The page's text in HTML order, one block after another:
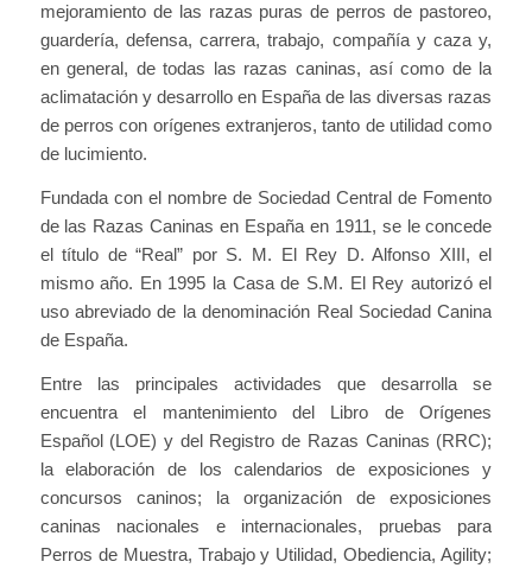
mejoramiento de las razas puras de perros de pastoreo,
guardería, defensa, carrera, trabajo, compañía y caza y,
en general, de todas las razas caninas, así como de la
aclimatación y desarrollo en España de las diversas razas
de perros con orígenes extranjeros, tanto de utilidad como
de lucimiento.
Fundada con el nombre de Sociedad Central de Fomento
de las Razas Caninas en España en 1911, se le concede
el título de “Real” por S. M. El Rey D. Alfonso XIII, el
mismo año. En 1995 la Casa de S.M. El Rey autorizó el
uso abreviado de la denominación Real Sociedad Canina
de España.
Entre las principales actividades que desarrolla se
encuentra el mantenimiento del Libro de Orígenes
Español (LOE) y del Registro de Razas Caninas (RRC);
la elaboración de los calendarios de exposiciones y
concursos caninos; la organización de exposiciones
caninas nacionales e internacionales, pruebas para
Perros de Muestra, Trabajo y Utilidad, Obediencia, Agility;